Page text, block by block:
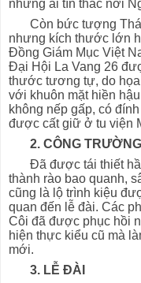
những ai tín thác nơi
Còn bức tượng
nhưng kích thước lớn
Đồng Giám Mục Việt
Đại Hội La Vang 26
thước tương tự, do
với khuôn mặt hiền
không nếp gấp, có
được cất giữ ở tu viện
2. CÔNG
Đã được tái thiết
thành rào bao quanh,
cũng là lộ trình kiệu
quan đến lễ đài. Các
Côi đã được phục hồi
hiện thực kiểu cũ mà
mới.
3. LỄ ĐÀI